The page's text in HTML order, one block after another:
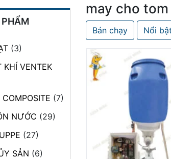
(3)
VENTEK
(7)
NƯỚC (29)
(27)
SẢN (6)
may cho
Bán chạy
Nổi bật